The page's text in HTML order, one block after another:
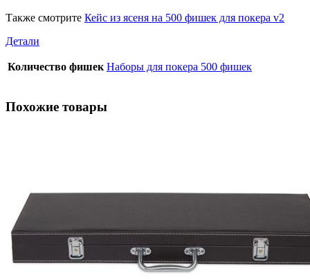
Также смотрите Кейс из ясеня на 500 фишек для покера v2
Детали
Количество фишек Наборы для покера 500 фишек
Похожие товары